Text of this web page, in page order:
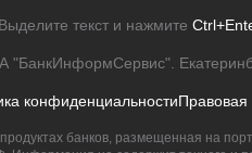
текст и нажмите
"БанкИнформСервис".
конфиденциальности
банков, размещенная на